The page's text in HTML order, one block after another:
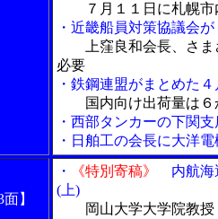
７月１１日に札幌
・近畿船員対策協議会
上窪良和会長、さ
必要
・鉄鋼連盟がまとめた
国内向け出荷量は
・西部タンカーの下関
・日舶工の会長に大洋
】
・ 《特別寄稿》
内航海
(上)
岡山大学大学院教